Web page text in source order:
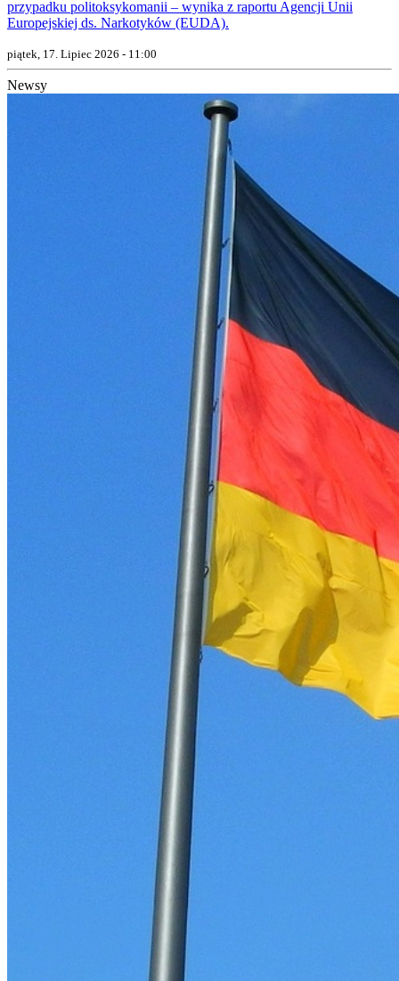
przypadku politoksykomanii – wynika z raportu Agencji Unii
Europejskiej ds. Narkotyków (EUDA).
piątek, 17. Lipiec 2026 - 11:00
Newsy